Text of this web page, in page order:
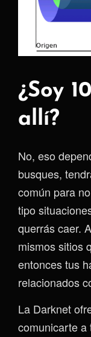
¿Soy
allí?
No, eso
busques,
común para
tipo
querrás caer.
mismos sitios
entonces tus
relacionados
La Darknet
comunicarte a